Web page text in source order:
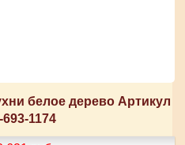
белое дерево Артикул
693-1174